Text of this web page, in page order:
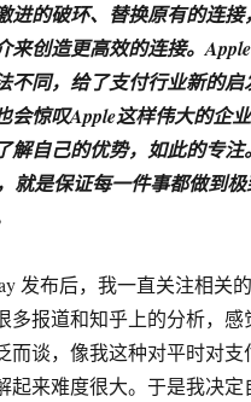
进的破环、替换原有的连接
来创造更高效的连接。
不同，给了支付行业新的启
会惊叹Apple这样伟大的企
解自己的优势，如此的专注
就是保证每一件事都做到
发布后，我一直关注相关
多报道和知乎上的分析，感
而谈，像我这种对平时对支
起来难度很大。于是我决定